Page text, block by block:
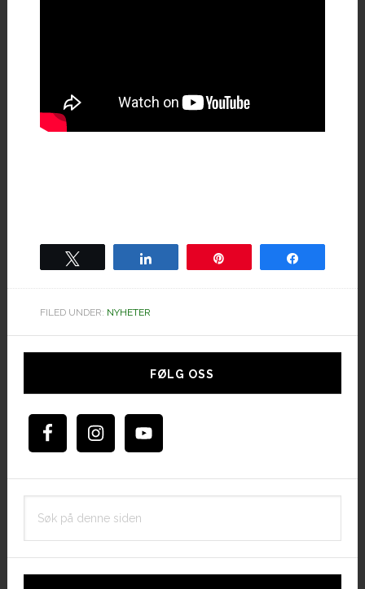
FILED UNDER: NYHETER
Hoved
FØLG OSS